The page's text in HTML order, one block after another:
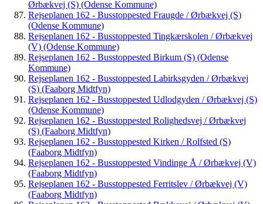
Ørbækvej (S) (Odense Kommune)
Rejseplanen 162 - Busstoppested Fraugde / Ørbækvej (S)
(Odense Kommune)
Rejseplanen 162 - Busstoppested Tingkærskolen / Ørbækvej
(V) (Odense Kommune)
Rejseplanen 162 - Busstoppested Birkum (S) (Odense
Kommune)
Rejseplanen 162 - Busstoppested Labirksgyden / Ørbækvej
(S) (Faaborg Midtfyn)
Rejseplanen 162 - Busstoppested Udlodgyden / Ørbækvej (S)
(Odense Kommune)
Rejseplanen 162 - Busstoppested Rolighedsvej / Ørbækvej
(S) (Faaborg Midtfyn)
Rejseplanen 162 - Busstoppested Kirken / Rolfsted (S)
(Faaborg Midtfyn)
Rejseplanen 162 - Busstoppested Vindinge Å / Ørbækvej (V)
(Faaborg Midtfyn)
Rejseplanen 162 - Busstoppested Ferritslev / Ørbækvej (V)
(Faaborg Midtfyn)